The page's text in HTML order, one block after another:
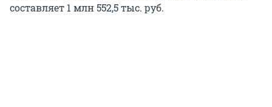
составляет 1 млн 552,5 тыс. руб.